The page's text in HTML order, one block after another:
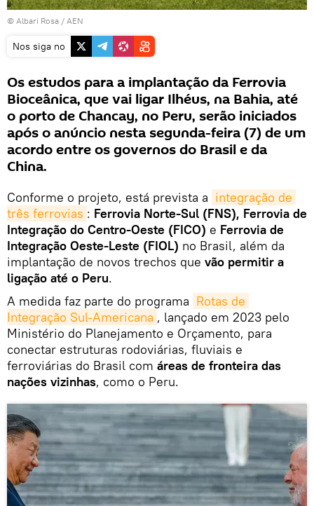
© Albari Rosa / AEN
Nos siga no
Os estudos para a implantação da Ferrovia
Bioceânica, que vai ligar Ilhéus, na Bahia, até
o porto de Chancay, no Peru, serão iniciados
após o anúncio nesta segunda-feira (7) de um
acordo entre os governos do Brasil e da
China.
Conforme o projeto, está prevista a integração de
três ferrovias : Ferrovia Norte-Sul (FNS), Ferrovia de
Integração do Centro-Oeste (FICO) e Ferrovia de
Integração Oeste-Leste (FIOL) no Brasil, além da
implantação de novos trechos que vão permitir a
ligação até o Peru.
A medida faz parte do programa Rotas de
Integração Sul-Americana , lançado em 2023 pelo
Ministério do Planejamento e Orçamento, para
conectar estruturas rodoviárias, fluviais e
ferroviárias do Brasil com áreas de fronteira das
nações vizinhas, como o Peru.